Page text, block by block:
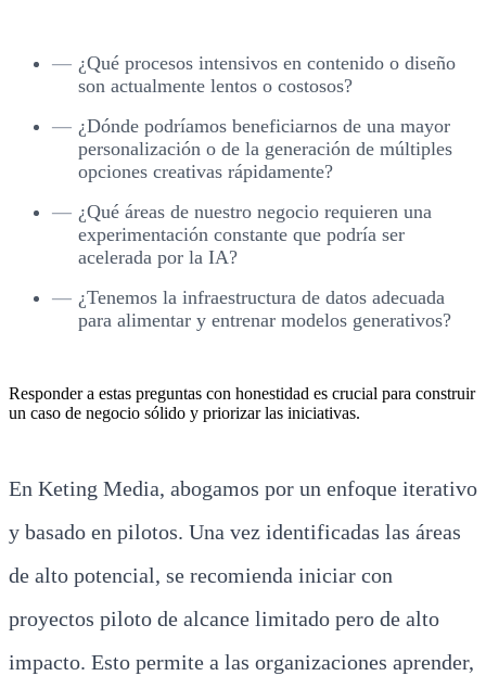
¿Qué procesos intensivos en contenido o diseño
son actualmente lentos o costosos?
¿Dónde podríamos beneficiarnos de una mayor
personalización o de la generación de múltiples
opciones creativas rápidamente?
¿Qué áreas de nuestro negocio requieren una
experimentación constante que podría ser
acelerada por la IA?
¿Tenemos la infraestructura de datos adecuada
para alimentar y entrenar modelos generativos?
Responder a estas preguntas con honestidad es crucial para construir
un caso de negocio sólido y priorizar las iniciativas.
En Keting Media, abogamos por un enfoque iterativo
y basado en pilotos. Una vez identificadas las áreas
de alto potencial, se recomienda iniciar con
proyectos piloto de alcance limitado pero de alto
impacto. Esto permite a las organizaciones aprender,